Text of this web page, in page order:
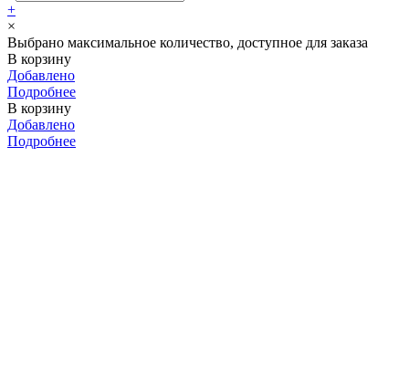
+
×
Выбрано максимальное количество, доступное для заказа
В корзину
Добавлено
Подробнее
В корзину
Добавлено
Подробнее